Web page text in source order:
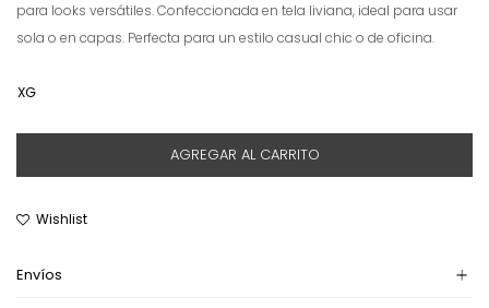
para looks versátiles. Confeccionada en tela liviana, ideal para usar
sola o en capas. Perfecta para un estilo casual chic o de oficina.
XG
AGREGAR AL CARRITO
Envíos